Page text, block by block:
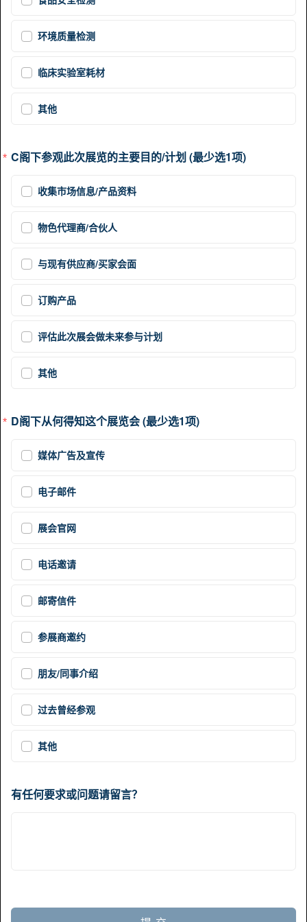
环境质量检测
临床实验室耗材
其他
C阁下参观此次展览的主要目的/计划 (最少选1项)
收集市场信息/产品资料
物色代理商/合伙人
与现有供应商/买家会面
订购产品
评估此次展会做未来参与计划
其他
D阁下从何得知这个展览会 (最少选1项)
媒体广告及宣传
电子邮件
展会官网
电话邀请
邮寄信件
参展商邀约
朋友/同事介绍
过去曾经参观
其他
有任何要求或问题请留言？